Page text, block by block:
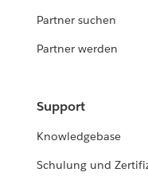
Partner suchen
Partner werden
Support
Knowledgebase
Schulung und